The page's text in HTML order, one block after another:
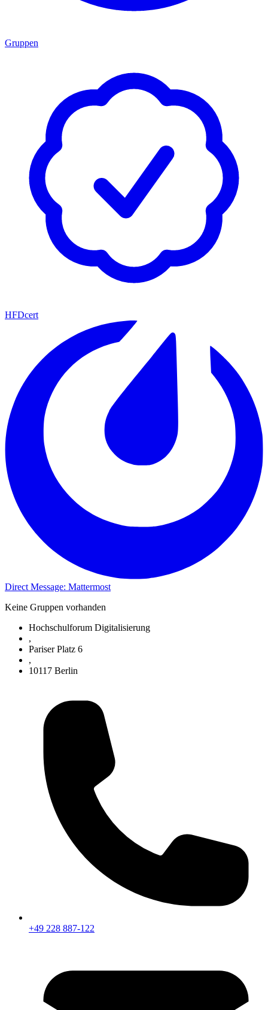
Gruppen
HFDcert
Direct Message: Mattermost
Keine Gruppen vorhanden
Hochschulforum Digitalisierung
,
Pariser Platz 6
,
10117 Berlin
+49 228 887-122